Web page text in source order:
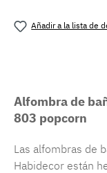
Añadir a la lista de
Alfombra de
803 popcorn
Las alfombras de
Habidecor están